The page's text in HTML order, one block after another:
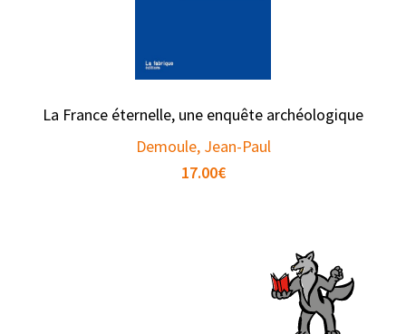
La France éternelle, une enquête archéologique
Demoule, Jean-Paul
17.00€